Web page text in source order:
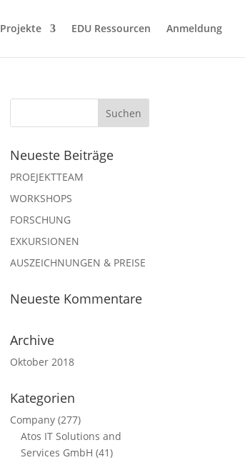
Projekte EDU Ressourcen Anmeldung
Neueste Beiträge
PROEJEKTTEAM
WORKSHOPS
FORSCHUNG
EXKURSIONEN
AUSZEICHNUNGEN & PREISE
Neueste Kommentare
Archive
Oktober 2018
Kategorien
Company (277)
Atos IT Solutions and
Services GmbH (41)